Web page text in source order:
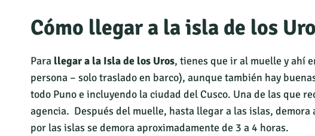
Cómo llegar a la isla de los
Para llegar a la Isla de los Uros, tienes que ir al muelle y ahí
persona – solo traslado en barco), aunque también hay
todo Puno e incluyendo la ciudad del Cusco. Una de las que
agencia. Después del muelle, hasta llegar a las islas,
por las islas se demora aproximadamente de 3 a 4 horas.